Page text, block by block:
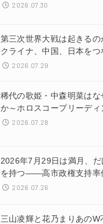
2026.07.30
第三次世界大戦は起きる
クライナ、中国、日本をつ
2026.07.29
稀代の歌姫・中森明菜は
か～ホロスコープリーディ
2026.07.28
2026年7月29日は満月、
を持つ——高市政権支持率
2026.07.26
三山凌輝と花乃まりあのW